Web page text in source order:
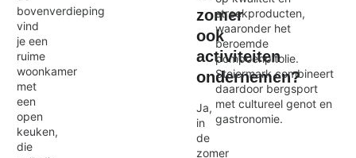
bovenverdieping
vind
je een
ruime
woonkamer
met
een
open
keuken,
die
zomer
ook
activiteiten
ondernemen?
Ja,
in
de
zomer
streekproducten,
waaronder het
beroemde
pompoenpitolie.
Steiermark combineert
daardoor bergsport
met cultureel genot en
gastronomie.